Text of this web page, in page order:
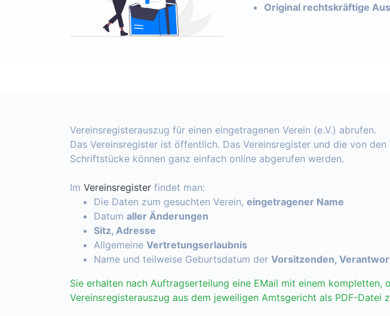
Original rechtskräftige
Vereinsregisterauszug für einen eingetragenen Verein (e.V.) abrufen.
Das Vereinsregister ist öffentlich. Das Vereinsregister und die von den
Schriftstücke können ganz einfach online abgerufen werden.
Im Vereinsregister findet man:
Die Daten zum gesuchten Verein, eingetragener Name
Datum aller Änderungen
Sitz, Adresse
Allgemeine Vertretungserlaubnis
Name und teilweise Geburtsdatum der Vorsitzenden,
Sie erhalten nach Auftragserteilung eine EMail mit einem kompletten,
Vereinsregisterauszug aus dem jeweiligen Amtsgericht als PDF-Datei